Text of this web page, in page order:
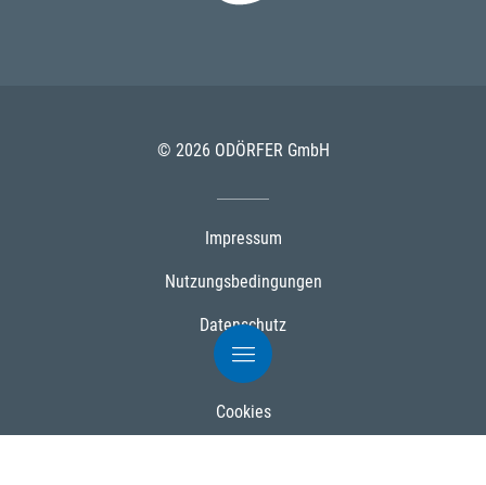
© 2026 ODÖRFER GmbH
Impressum
Nutzungsbedingungen
Datenschutz
AGB
Cookies